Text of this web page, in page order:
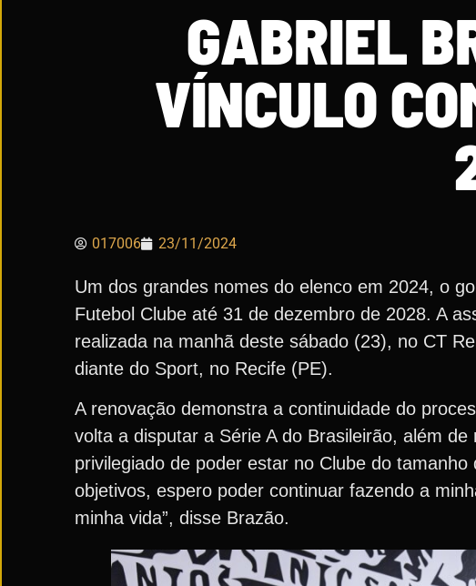
GABRIEL
VÍNCULO
017006 23/11/2024
Um dos grandes nomes do elenco em 2024, o
Futebol Clube até 31 de dezembro de 2028. A
realizada na manhã deste sábado (23), no CT
diante do Sport, no Recife (PE).
A renovação demonstra a continuidade do
volta a disputar a Série A do Brasileirão, além
privilegiado de poder estar no Clube do
objetivos, espero poder continuar fazendo a
minha vida”, disse Brazão.